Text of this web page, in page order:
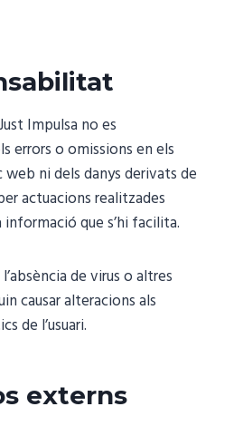
Impulsa no es
errors o omissions en els
ni dels danys derivats de
actuacions realitzades
que s’hi facilita.
de virus o altres
causar alteracions als
de l’usuari.
externs